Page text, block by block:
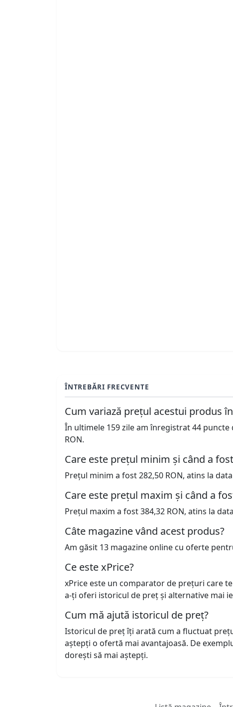
ÎNTREBĂRI FRECVENTE
Cum variază prețul acestui produs
În ultimele 159 zile am înregistrat 44 puncte
RON.
Care este prețul minim și când a
Prețul minim a fost 282,50 RON, atins la
Care este prețul maxim și când a
Prețul maxim a fost 384,32 RON, atins la
Câte magazine vând acest produs?
Am găsit 13 magazine online cu oferte
Ce este xPrice?
xPrice este un comparator de prețuri care
a-ți oferi istoricul de preț și alternative mai
Cum mă ajută istoricul de preț?
Istoricul de preț îți arată cum a fluctuat
aștepți o ofertă mai avantajoasă. De
dorești să mai aștepți.